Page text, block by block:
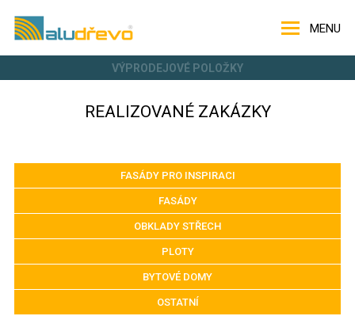
MENU
VÝPRODEJOVÉ POLOŽKY
REALIZOVANÉ ZAKÁZKY
FASÁDY PRO INSPIRACI
FASÁDY
OBKLADY STŘECH
PLOTY
BYTOVÉ DOMY
OSTATNÍ